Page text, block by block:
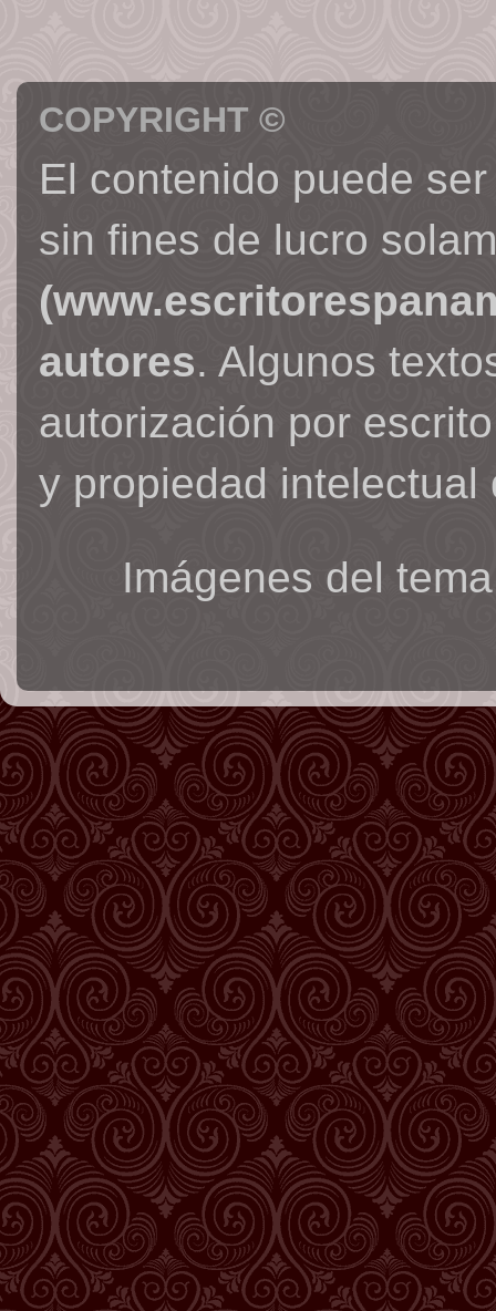
COPYRIGHT ©
El contenido puede
sin fines de lucro
autores. Algunos
autorización por
y propiedad intelectual
Imágenes del